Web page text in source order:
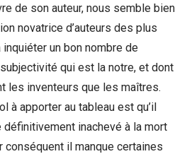
de son auteur, nous semble bien
novatrice d’auteurs des plus
un bon nombre de
qui est la notre, et dont
les inventeurs que les maîtres.
à apporter au tableau est qu’il
définitivement inachevé à la mort
conséquent il manque certaines